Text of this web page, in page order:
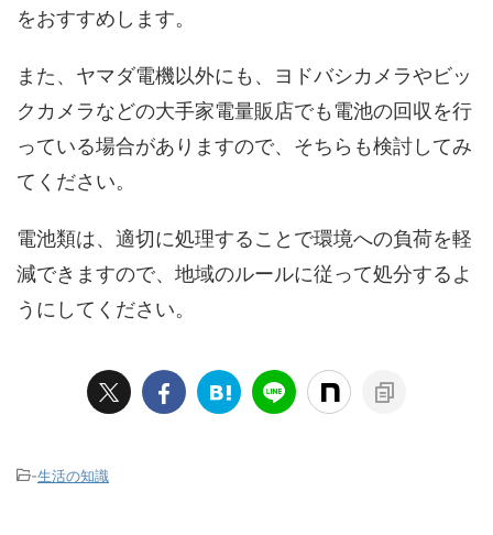
をおすすめします。
また、ヤマダ電機以外にも、ヨドバシカメラやビッ
クカメラなどの大手家電量販店でも電池の回収を行
っている場合がありますので、そちらも検討してみ
てください。
電池類は、適切に処理することで環境への負荷を軽
減できますので、地域のルールに従って処分するよ
うにしてください。
-生活の知識